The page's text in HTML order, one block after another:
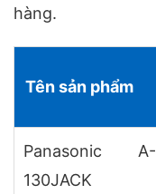
hàng.
Tên sản phẩm
Panasonic A-
130JACK